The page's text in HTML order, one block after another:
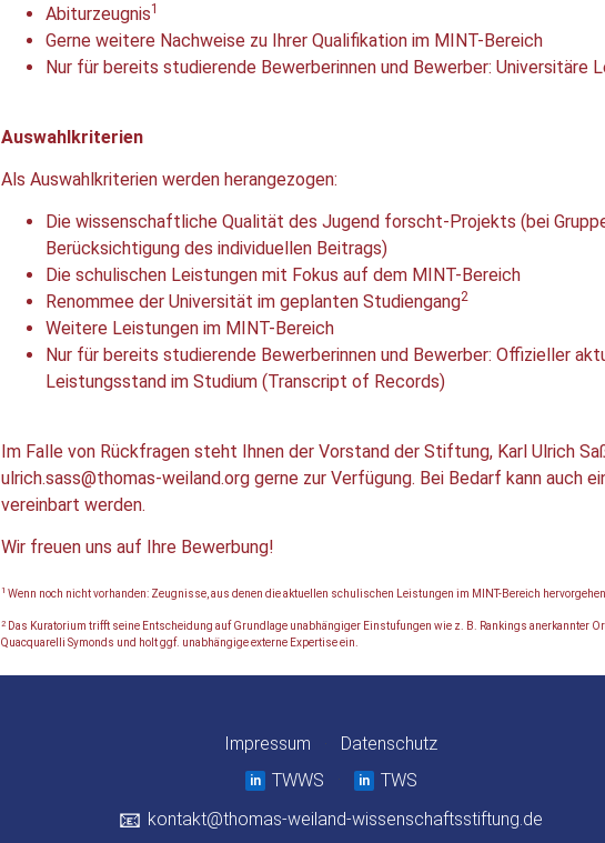
Abiturzeugnis1
Gerne weitere Nachweise zu Ihrer Qualifikation im MINT-Bereich
Nur für bereits studierende Bewerberinnen und Bewerber: Universitäre
Auswahlkriterien
Als Auswahlkriterien werden herangezogen:
Die wissenschaftliche Qualität des Jugend forscht-Projekts (bei
Berücksichtigung des individuellen Beitrags)
Die schulischen Leistungen mit Fokus auf dem MINT-Bereich
Renommee der Universität im geplanten Studiengang2
Weitere Leistungen im MINT-Bereich
Nur für bereits studierende Bewerberinnen und Bewerber: Offizieller
Leistungsstand im Studium (Transcript of Records)
Im Falle von Rückfragen steht Ihnen der Vorstand der Stiftung, Karl Ulrich
ulrich.sass@thomas-weiland.org gerne zur Verfügung. Bei Bedarf kann auch
vereinbart werden.
Wir freuen uns auf Ihre Bewerbung!
1 Wenn noch nicht vorhanden: Zeugnisse, aus denen die aktuellen schulischen Leistungen im MINT-Bereich hervorgehen.
2 Das Kuratorium trifft seine Entscheidung auf Grundlage unabhängiger Einstufungen wie z. B. Rankings anerkannter
Quacquarelli Symonds und holt ggf. unabhängige externe Expertise ein.
Impressum · Datenschutz
in TWWS · in TWS
📧 kontakt@thomas-weiland-wissenschaftsstiftung.de